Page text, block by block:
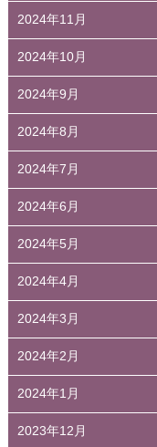
2024年11月
2024年10月
2024年9月
2024年8月
2024年7月
2024年6月
2024年5月
2024年4月
2024年3月
2024年2月
2024年1月
2023年12月